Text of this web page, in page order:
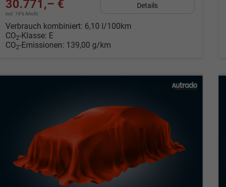
30.771,– €
incl. 19% MwSt.
Details
Verbrauch kombiniert: 6,10 l/100km
CO2-Klasse: E
CO2-Emissionen: 139,00 g/km